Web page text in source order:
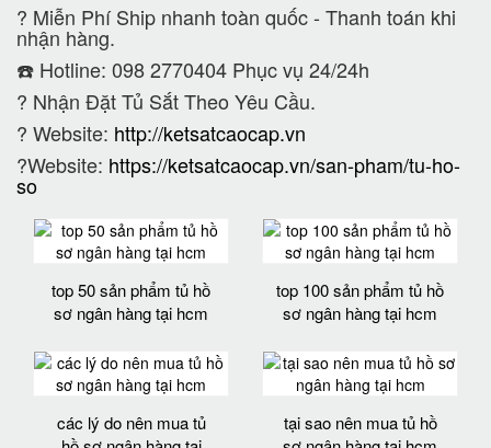
? Miễn Phí Ship nhanh toàn quốc - Thanh toán khi
nhận hàng.
☎️ Hotline: 098 2770404 Phục vụ 24/24h
? Nhận Đặt Tủ Sắt Theo Yêu Cầu.
? Website: http://ketsatcaocap.vn
?Website: https://ketsatcaocap.vn/san-pham/tu-ho-
so
top 50 sản phẩm tủ hồ
sơ ngân hàng tại hcm
top 100 sản phẩm tủ hồ
sơ ngân hàng tại hcm
các lý do nên mua tủ
tại sao nên mua tủ hồ